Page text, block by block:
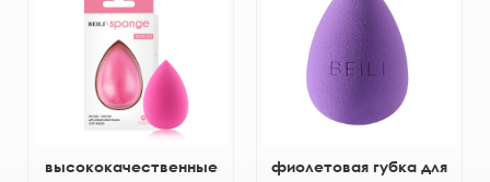
высококачественные
фиолетовая губка для